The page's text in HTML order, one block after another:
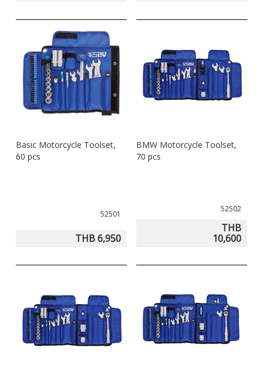
Basic Motorcycle Toolset,
60 pcs
52501
THB 6,950
BMW Motorcycle Toolset,
70 pcs
52502
THB
10,600